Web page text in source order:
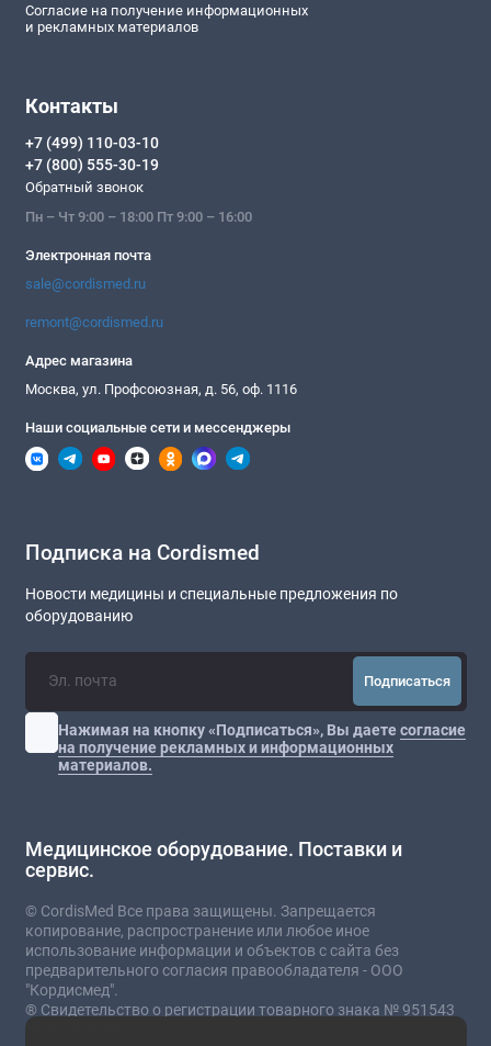
Согласие на получение информационных
и рекламных материалов
Контакты
+7 (499) 110-03-10
+7 (800) 555-30-19
Обратный звонок
Пн – Чт 9:00 – 18:00 Пт 9:00 – 16:00
Электронная почта
sale@cordismed.ru
remont@cordismed.ru
Адрес магазина
Москва, ул. Профсоюзная, д. 56, оф. 1116
Наши социальные сети и мессенджеры
Подписка на Cordismed
Новости медицины и специальные предложения по
оборудованию
Подписаться
Нажимая на кнопку «Подписаться», Вы даетесогласие
на получение рекламных и информационных
материалов.
Медицинское оборудование. Поставки и
сервис.
© CordisMed Все права защищены. Запрещается
копирование, распространение или любое иное
использование информации и объектов с сайта без
предварительного согласия правообладателя - ООО
"Кордисмед".
® Свидетельство о регистрации товарного знака № 951543
от 03.07.2023